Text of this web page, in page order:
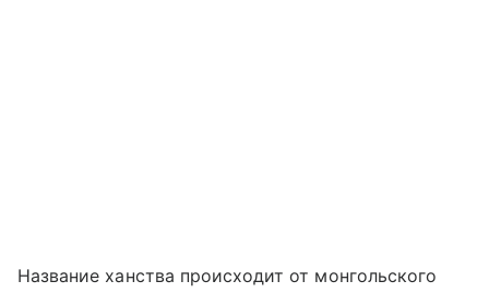
Название ханства происходит от монгольского